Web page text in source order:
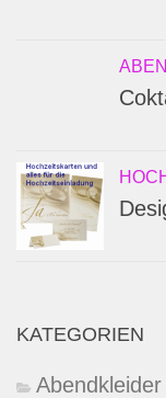
KATEGORIEN
Abendkleider